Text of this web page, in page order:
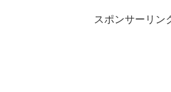
スポンサーリン